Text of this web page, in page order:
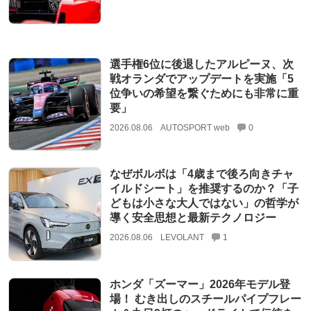
選手権6位に後退したアルピーヌ、次
戦オランダでアップデートを実施「5
位争いの希望を繋ぐためにも非常に重
要」
2026.08.06 AUTOSPORT web 0
なぜボルボは「4歳まで後ろ向きチャ
イルドシート」を推奨するのか？「子
どもは小さな大人ではない」の哲学が
導く安全思想と最新テクノロジー
2026.08.06 LEVOLANT 1
ホンダ「ズーマー」2026年モデル登
場！ むき出しのスチールパイプフレー